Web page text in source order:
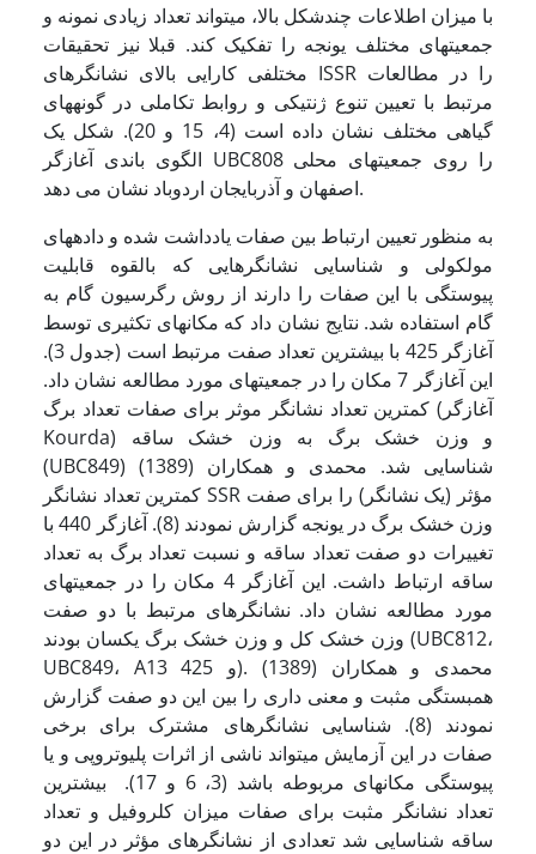
با میزان اطلاعات چندشکل بالا، می­تواند تعداد زیادی نمونه و
جمعیتهای مختلف یونجه را تفکیک کند. قبلا نیز تحقیقات
مختلفی کارایی بالای نشانگرهای ISSR را در مطالعات
مرتبط با تعیین تنوع ژنتیکی و روابط تکاملی در گونه­های
گیاهی مختلف نشان داده است (4، 15 و 20). شکل یک
الگوی باندی آغازگر UBC808 را روی جمعیتهای محلی
اصفهان و آذربایجان اردوباد نشان می دهد.
به منظور تعیین ارتباط بین صفات یادداشت شده و داده­های
مولکولی و شناسایی نشانگرهایی که بالقوه قابلیت
پیوستگی با این صفات را دارند از روش رگرسیون گام به
گام استفاده شد. نتایج نشان داد که مکانهای تکثیری توسط
آغازگر 425 با بیشترین تعداد صفت مرتبط است (جدول 3).
این آغازگر 7 مکان را در جمعیتهای مورد مطالعه نشان داد­.
کمترین تعداد نشانگر موثر برای صفات تعداد برگ (آغازگر
Kourda) و وزن خشک برگ به وزن خشک ساقه
(UBC849) شناسایی شد. محمدی و همکاران (1389)
کمترین تعداد نشانگر SSR مؤثر (یک نشانگر) را برای صفت
وزن خشک برگ در یونجه گزارش نمودند (8). آغازگر 440 با
تغییرات دو صفت تعداد ساقه و نسبت تعداد برگ به تعداد
ساقه ارتباط داشت. این آغازگر 4 مکان را در جمعیتهای
مورد مطالعه نشان داد. نشانگرهای مرتبط با دو صفت
وزن خشک کل و وزن خشک برگ یکسان بودند (UBC812،
UBC849، A13 و 425). محمدی و همکاران (1389)
همبستگی مثبت و معنی داری را بین این دو صفت گزارش
نمودند (8). شناسایی نشانگرهای مشترک برای برخی
صفات در این آزمایش می­تواند ناشی از اثرات پلیوتروپی و یا
پیوستگی مکانهای مربوطه باشد (3، 6 و 17). بیشترین
تعداد نشانگر مثبت برای صفات میزان کلروفیل و تعداد
ساقه شناسایی شد تعدادی از نشانگرهای مؤثر در این دو